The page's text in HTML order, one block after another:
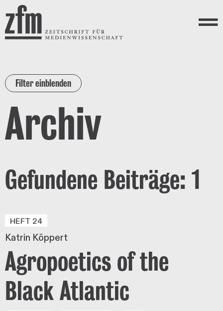
Direkt zum Inhalt
ZEITSCHRIFT FÜR
MEDIENWISSENSCHAFT
Menü
Filter einblenden
Archiv
Gefundene Beiträge: 1
HEFT 24
Katrin Köppert
Agropoetics of the
Black Atlantic